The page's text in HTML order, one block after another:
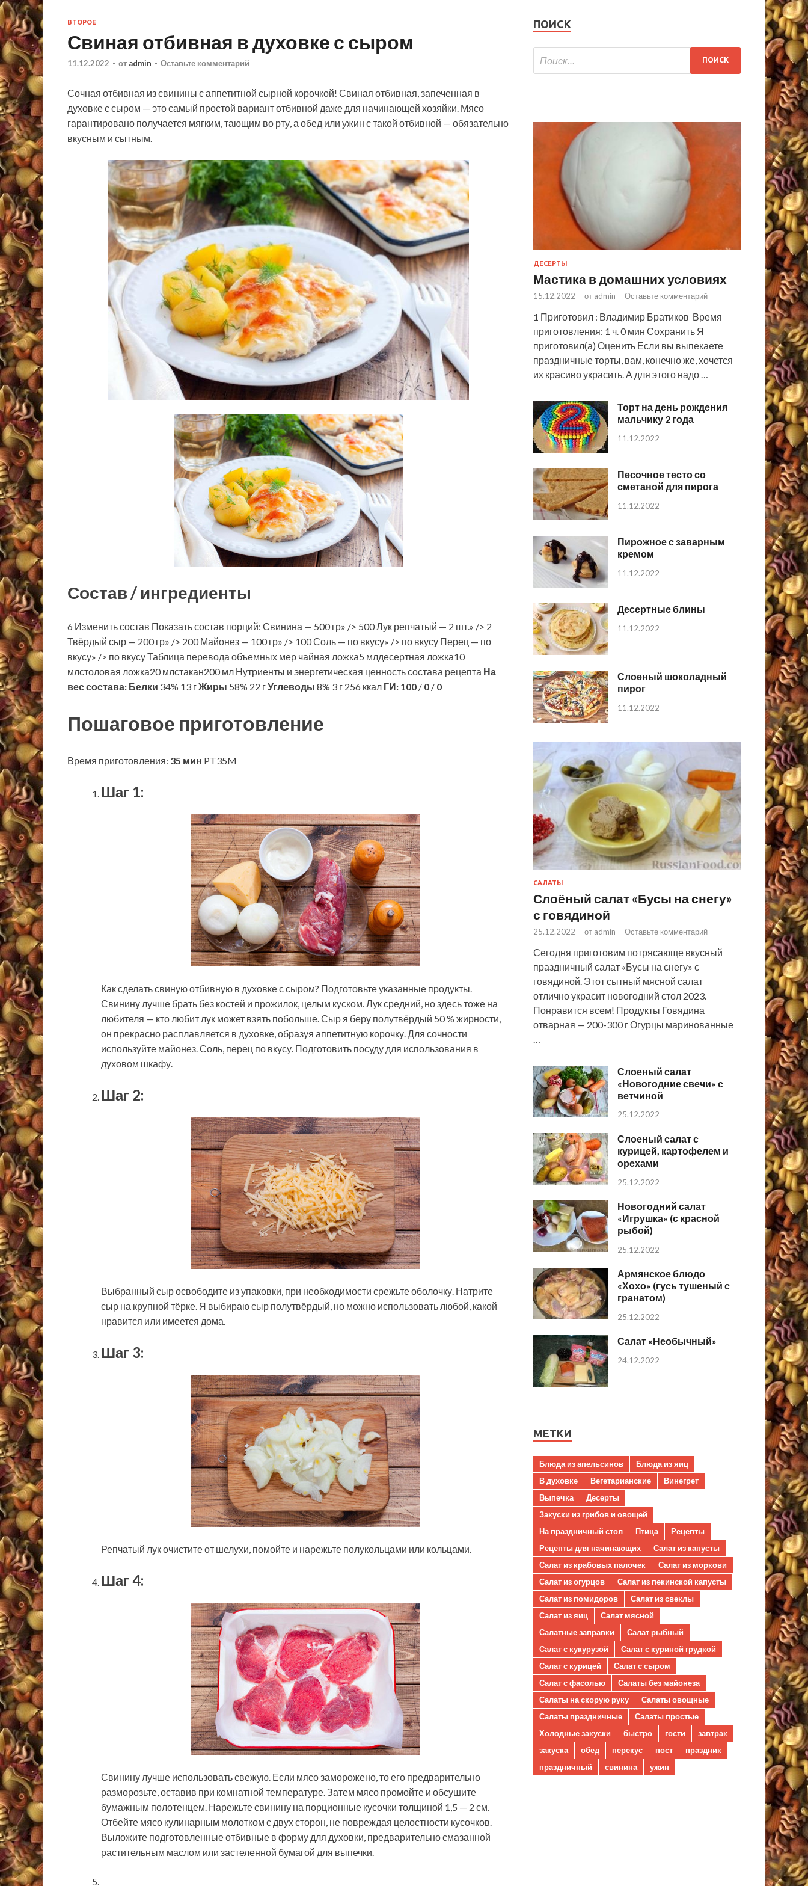
ВТОРОЕ
Свиная отбивная в духовке с сыром
11.12.2022 - от admin - Оставьте комментарий
Сочная отбивная из свинины с аппетитной сырной корочкой! Свиная отбивная, запеченная в
духовке с сыром — это самый простой вариант отбивной даже для начинающей хозяйки. Мясо
гарантировано получается мягким, тающим во рту, а обед или ужин с такой отбивной — обязательно
вкусным и сытным.
Состав / ингредиенты
6 Изменить состав Показать состав порций: Свинина — 500 гр» /> 500 Лук репчатый — 2 шт.» /> 2
Твёрдый сыр — 200 гр» /> 200 Майонез — 100 гр» /> 100 Соль — по вкусу» /> по вкусу Перец — по
вкусу» /> по вкусу Таблица перевода объемных мер чайная ложка5 млдесертная ложка10
млстоловая ложка20 млстакан200 мл Нутриенты и энергетическая ценность состава рецепта На
вес состава: Белки 34% 13 гЖиры 58% 22 гУглеводы 8% 3 г 256 ккал ГИ: 100 / 0 / 0
Пошаговое приготовление
Время приготовления: 35 мин PT35M
Шаг 1:
Как сделать свиную отбивную в духовке с сыром? Подготовьте указанные продукты.
Свинину лучше брать без костей и прожилок, целым куском. Лук средний, но здесь тоже на
любителя — кто любит лук может взять побольше. Сыр я беру полутвёрдый 50 % жирности,
он прекрасно расплавляется в духовке, образуя аппетитную корочку. Для сочности
используйте майонез. Соль, перец по вкусу. Подготовить посуду для использования в
духовом шкафу.
Шаг 2:
Выбранный сыр освободите из упаковки, при необходимости срежьте оболочку. Натрите
сыр на крупной тёрке. Я выбираю сыр полутвёрдый, но можно использовать любой, какой
нравится или имеется дома.
Шаг 3:
Репчатый лук очистите от шелухи, помойте и нарежьте полукольцами или кольцами.
Шаг 4:
Свинину лучше использовать свежую. Если мясо заморожено, то его предварительно
разморозьте, оставив при комнатной температуре. Затем мясо промойте и обсушите
бумажным полотенцем. Нарежьте свинину на порционные кусочки толщиной 1,5 — 2 см.
Отбейте мясо кулинарным молотком с двух сторон, не повреждая целостности кусочков.
Выложите подготовленные отбивные в форму для духовки, предварительно смазанной
растительным маслом или застеленной бумагой для выпечки.
ПОИСК
ДЕСЕРТЫ
Мастика в домашних условиях
15.12.2022 - от admin - Оставьте комментарий
1 Приготовил : Владимир Братиков Время
приготовления: 1 ч. 0 мин Сохранить Я
приготовил(а) Оценить Если вы выпекаете
праздничные торты, вам, конечно же, хочется
их красиво украсить. А для этого надо …
Торт на день рождения
мальчику 2 года
11.12.2022
Песочное тесто со
сметаной для пирога
11.12.2022
Пирожное с заварным
кремом
11.12.2022
Десертные блины
11.12.2022
Слоеный шоколадный
пирог
11.12.2022
САЛАТЫ
Слоёный салат «Бусы на снегу»
с говядиной
25.12.2022 - от admin - Оставьте комментарий
Сегодня приготовим потрясающе вкусный
праздничный салат «Бусы на снегу» с
говядиной. Этот сытный мясной салат
отлично украсит новогодний стол 2023.
Понравится всем! Продукты Говядина
отварная — 200-300 г Огурцы маринованные
Слоеный салат
«Новогодние свечи» с
ветчиной
25.12.2022
Слоеный салат с
курицей, картофелем и
орехами
25.12.2022
Новогодний салат
«Игрушка» (с красной
рыбой)
25.12.2022
Армянское блюдо
«Хохо» (гусь тушеный с
гранатом)
25.12.2022
Салат «Необычный»
24.12.2022
МЕТКИ
Блюда из апельсинов
Блюда из яиц
В духовке
Вегетарианские
Винегрет
Выпечка
Десерты
Закуски из грибов и овощей
На праздничный стол
Птица
Рецепты
Рецепты для начинающих
Салат из капусты
Салат из крабовых палочек
Салат из моркови
Салат из огурцов
Салат из пекинской капусты
Салат из помидоров
Салат из свеклы
Салат из яиц
Салат мясной
Салатные заправки
Салат рыбный
Салат с кукурузой
Салат с куриной грудкой
Салат с курицей
Салат с сыром
Салат с фасолью
Салаты без майонеза
Салаты на скорую руку
Салаты овощные
Салаты праздничные
Салаты простые
Холодные закуски
быстро гости
завтрак
закуска
обед перекус пост
праздник
праздничный
свинина ужин